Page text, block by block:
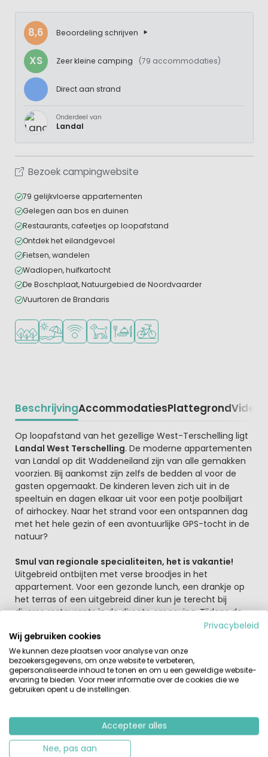
8,6 Beoordeling schrijven
XS Zeer kleine camping (79 accommodaties)
Direct aan strand
Onderdeel van
Landal
Bezoek campingwebsite
79 gelijkvloerse appartementen
Gelegen aan bos en duinen
Restaurants, cafeetjes op loopafstand
Ontdek het eilandgevoel
Fietsen, wandelen
Wadlopen, huifkartocht
De Boschplaat, Natuurgebied de Noordvaarder
Vuurtoren de Brandaris
Ligt in een bosrijke omgeving
Ligt bij strand en zee
WiFi beschikbaar
Huisdieren toegestaan
Restaurant of pizzeria
Fietsverhuur
BeschrijvingAccommodatiesPlattegrondVideo
Beschrijving
Op loopafstand van het gezellige West-Terschelling ligt
Landal West Terschelling. De moderne appartementen
van Landal op dit Waddeneiland zijn van alle gemakken
voorzien. Bij aankomst zijn zelfs de bedden al voor de
gasten opgemaakt. De kinderen leven zich uit in de
speeltuin en dagen elkaar uit voor een potje poolbiljart
of airhockey. Naar het strand voor een ontspannen dag
met het hele gezin of een avontuurlijke GPS-tocht in de
natuur?
Smul van regionale specialiteiten, het is vakantie!
Uitgebreid ontbijten met verse broodjes in het
appartement. Voor een gezonde lunch, een drankje op
het terras of een uitgebreid diner kun je terecht bij
diverse restaurants in de directe omgeving. Tijdens de
vakantie op Terschelling beleef je waterpret voor jong en
oud in het overdekt zwembad De Dôbe, op 500 meter
van het park. Plons in het water met de kinderen, dobber
in de jetstream en roetsj achter elkaar van de glijbaan. ’s
Zomers zoek je verkoeling in zee aan de Waddenkust. Of
ga je liever vliegeren op het strand of een uitstapje naar
Laat je verrassen op veelzijdig Terschelling en kom
helemaal tot rust
Privacybeleid
Wij gebruiken cookies
We kunnen deze plaatsen voor analyse van onze
bezoekersgegevens, om onze website te verbeteren,
gepersonaliseerde inhoud te tonen en om u een geweldige website-
ervaring te bieden. Voor meer informatie over de cookies die we
gebruiken opent u de instellingen.
Accepteer alles
Nee, pas aan